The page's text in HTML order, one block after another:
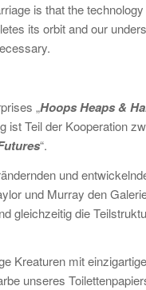
is that the
its orbit and our
„Hoops Heaps &
Teil der Kooperation
“.
und
und Murray den
gleichzeitig die
Kreaturen mit
unseres